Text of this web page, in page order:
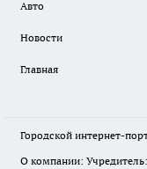
Авто
Новости
Главная
Городской интернет-
О компании: